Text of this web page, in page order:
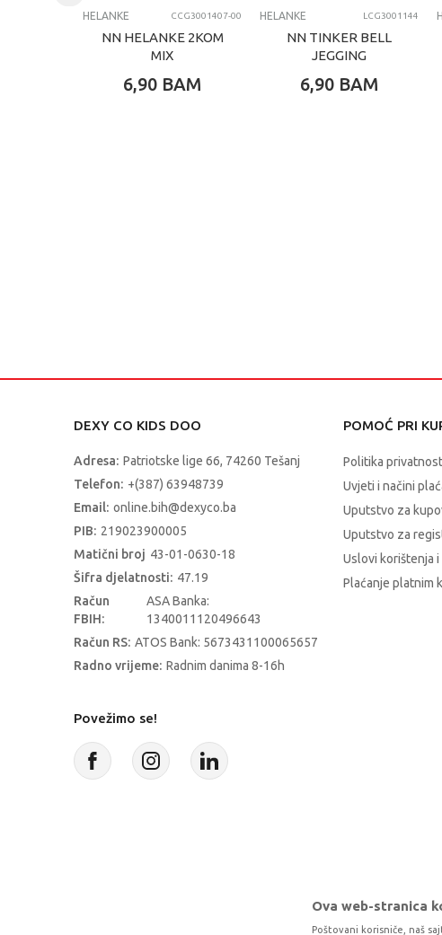
HELANKE CCG3001407-00
NN HELANKE 2KOM
MIX
6,90 BAM
HELANKE LCG3001144
NN TINKER BELL
JEGGING
VIOLET
6,90 BAM
DEXY CO KIDS DOO
Adresa: Patriotske lige 66, 74260 Tešanj
Telefon: +(387) 63948739
Email: online.bih@dexyco.ba
PIB: 219023900005
Matični broj 43-01-0630-18
Šifra djelatnosti: 47.19
Račun
FBIH:
ASA Banka:
1340011120496643
Račun RS: ATOS Bank: 5673431100065657
Radno vrijeme: Radnim danima 8-16h
POMOĆ PRI
Politika
Uvjeti i načini
Uputstvo za
Uputstvo za
Uslovi korištenja i
Plaćanje platnim
Povežimo se!
Ova web-stranica
Poštovani korisniče, naš